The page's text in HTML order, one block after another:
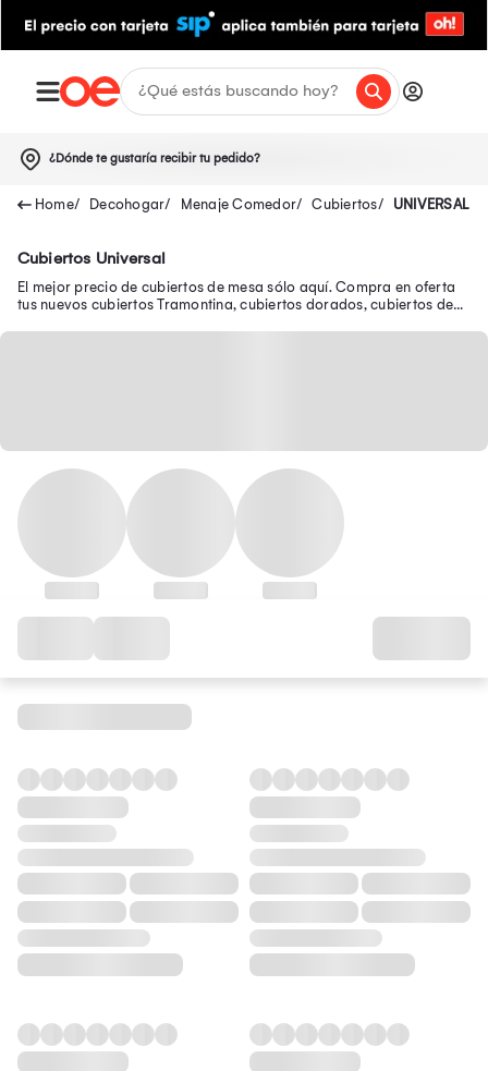
¿Dónde te gustaría recibir tu pedido?
Decohogar Menaje Comedor Cubiertos UNIVERSAL
Cubiertos Universal
El mejor precio de cubiertos de mesa sólo aquí. Compra en oferta
tus nuevos cubiertos Tramontina, cubiertos dorados, cubiertos de